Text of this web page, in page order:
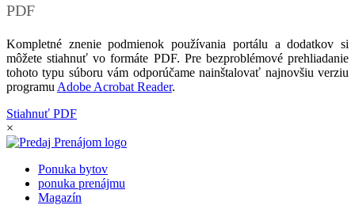
PDF
Kompletné znenie podmienok používania portálu a dodatkov si
môžete stiahnuť vo formáte PDF. Pre bezproblémové prehliadanie
tohoto typu súboru vám odporúčame nainštalovať najnovšiu verziu
programu Adobe Acrobat Reader.
Stiahnuť PDF
×
Ponuka bytov
ponuka prenájmu
Magazín